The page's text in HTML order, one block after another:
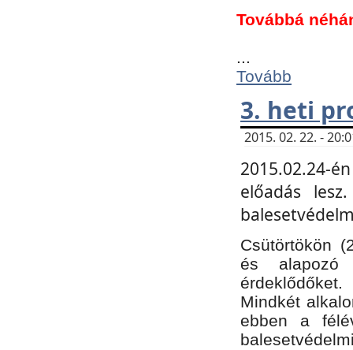
Továbbá
...
Tovább
3. heti
2015. 02. 22. -
2015.02.24-
előadás
Csütörtökön
és alapozó
érdeklődőket.
Mindkét
ebben a